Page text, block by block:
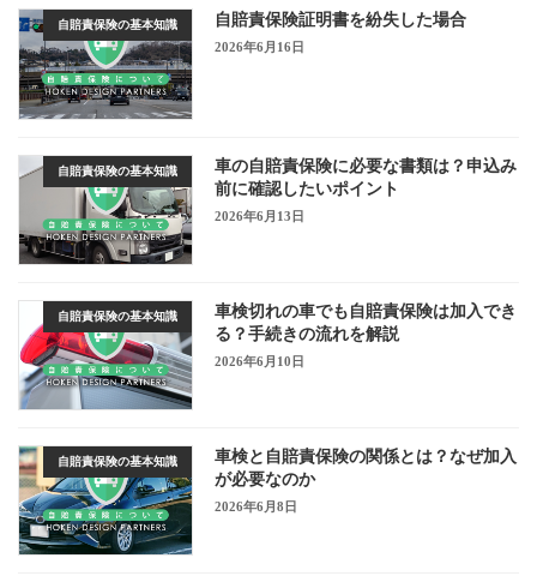
自賠責保険の基本知識 自賠責保険証明書を紛失した場合
2026年6月16日
自賠責保険の基本知識
車の自賠責保険に必要な書類は？申込み
前に確認したいポイント
2026年6月13日
自賠責保険の基本知識
車検切れの車でも自賠責保険は加入でき
る？手続きの流れを解説
2026年6月10日
自賠責保険の基本知識
車検と自賠責保険の関係とは？なぜ加入
が必要なのか
2026年6月8日